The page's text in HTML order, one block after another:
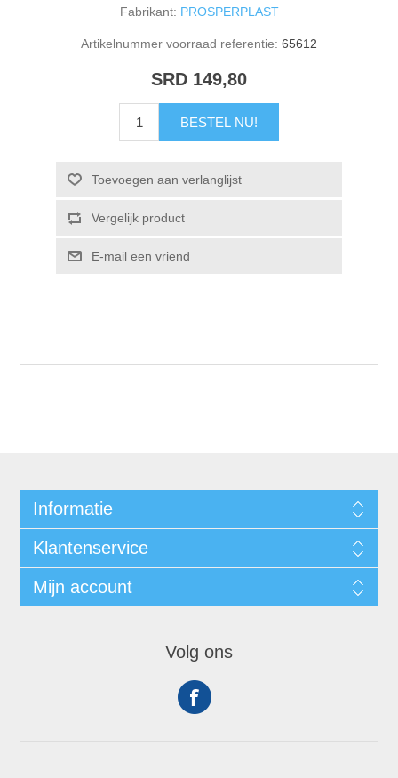
Fabrikant: PROSPERPLAST
Artikelnummer voorraad referentie: 65612
SRD 149,80
BESTEL NU!
Toevoegen aan verlanglijst
Vergelijk product
E-mail een vriend
Informatie
Klantenservice
Mijn account
Volg ons